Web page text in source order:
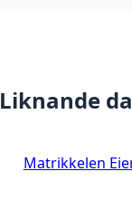
Liknande
Matrikkelen